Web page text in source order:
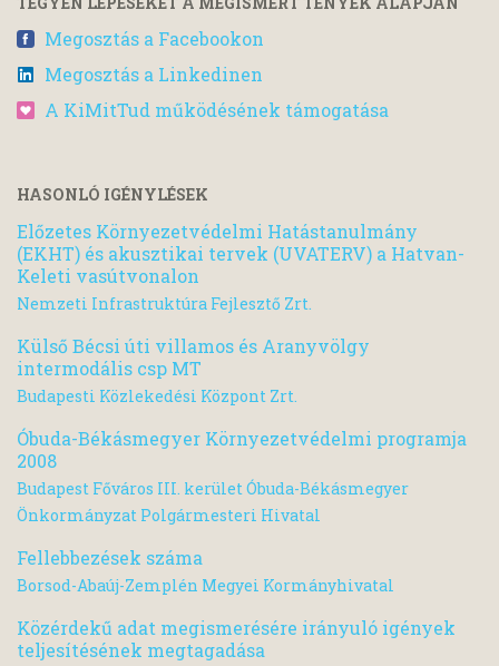
Megosztás a Facebookon
Megosztás a Linkedinen
A KiMitTud működésének támogatása
HASONLÓ IGÉNYLÉSEK
Előzetes Környezetvédelmi Hatástanulmány
(EKHT) és akusztikai tervek (UVATERV) a Hatvan-
Keleti vasútvonalon
Nemzeti Infrastruktúra Fejlesztő Zrt.
Külső Bécsi úti villamos és Aranyvölgy
intermodális csp MT
Budapesti Közlekedési Központ Zrt.
Óbuda-Békásmegyer Környezetvédelmi programja
2008
Budapest Főváros III. kerület Óbuda-Békásmegyer
Önkormányzat Polgármesteri Hivatal
Fellebbezések száma
Borsod-Abaúj-Zemplén Megyei Kormányhivatal
Közérdekű adat megismerésére irányuló igények
teljesítésének megtagadása